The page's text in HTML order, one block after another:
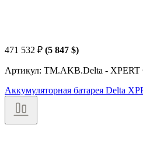
471 532 ₽ (5 847 $)
Артикул: TM.AKB.Delta - XPERT
Аккумуляторная батарея Delta